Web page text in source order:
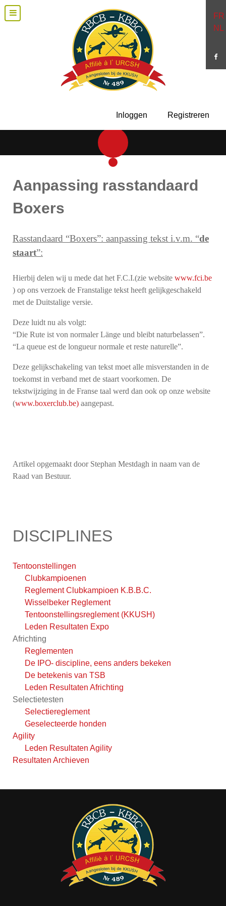
FR
NL
Inloggen Registreren
Aanpassing rasstandaard
Boxers
Rasstandaard “Boxers”: aanpassing tekst i.v.m. “de
staart”:
Hierbij delen wij u mede dat het F.C.I.(zie website www.fci.be
) op ons verzoek de Franstalige tekst heeft gelijkgeschakeld
met de Duitstalige versie.
Deze luidt nu als volgt:
“Die Rute ist von normaler Länge und bleibt naturbelassen”.
“La queue est de longueur normale et reste naturelle”.
Deze gelijkschakeling van tekst moet alle misverstanden in de
toekomst in verband met de staart voorkomen. De
tekstwijziging in de Franse taal werd dan ook op onze website
(www.boxerclub.be) aangepast.
Artikel opgemaakt door Stephan Mestdagh in naam van de
Raad van Bestuur.
DISCIPLINES
Tentoonstellingen
Clubkampioenen
Reglement Clubkampioen K.B.B.C.
Wisselbeker Reglement
Tentoonstellingsreglement (KKUSH)
Leden Resultaten Expo
Africhting
Reglementen
De IPO- discipline, eens anders bekeken
De betekenis van TSB
Leden Resultaten Africhting
Selectietesten
Selectiereglement
Geselecteerde honden
Agility
Leden Resultaten Agility
Resultaten Archieven